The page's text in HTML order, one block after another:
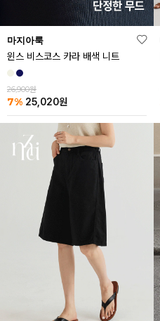
마지아룩
윈스 비스코스 카라 배색 니트
26,900원
7% 25,020원